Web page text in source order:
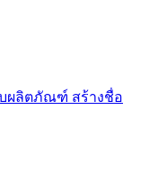
บผลิตภัณฑ์ สร้างชื่อ